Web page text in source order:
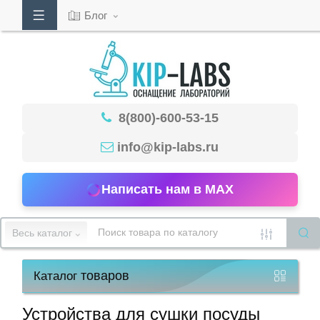
53-
15
работы
Блог
8(800)-600-53-15
info@kip-labs.ru
Написать нам в MAX
Весь каталог
Каталогтоваров
Устройства для сушки посуды